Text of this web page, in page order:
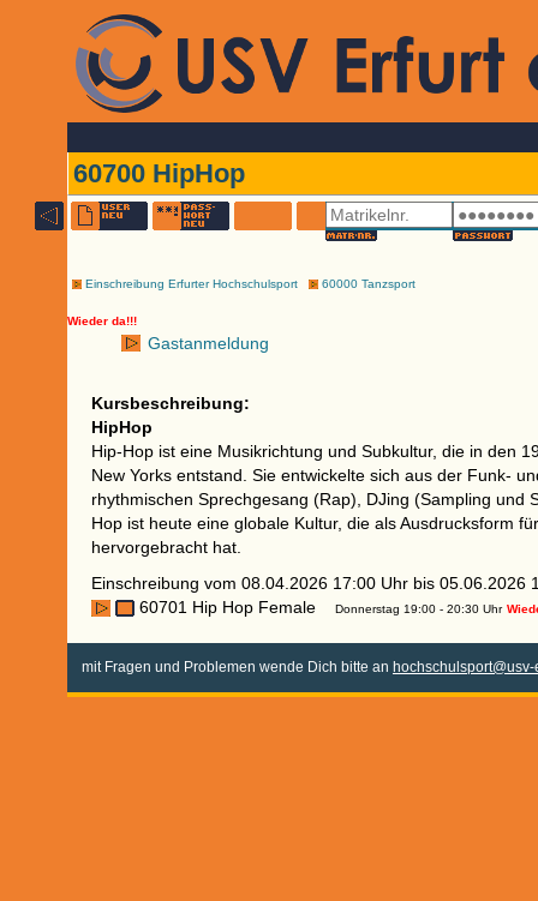
60700 HipHop
Einschreibung Erfurter Hochschulsport 60000 Tanzsport
Wieder da!!!
Gastanmeldung
Kursbeschreibung:
HipHop
Hip-Hop ist eine Musikrichtung und Subkultur, die in den
New Yorks entstand. Sie entwickelte sich aus der Funk-
rhythmischen Sprechgesang (Rap), DJing (Sampling
Hop ist heute eine globale Kultur, die als Ausdrucksform
hervorgebracht hat.
Einschreibung vom 08.04.2026 17:00 Uhr bis 05.06.2026
60701 Hip Hop Female
Donnerstag 19:00 - 20:30 Uhr
mit Fragen und Problemen wende Dich bitte an